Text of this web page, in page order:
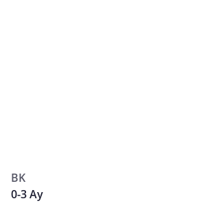
BK
0-3 Ay